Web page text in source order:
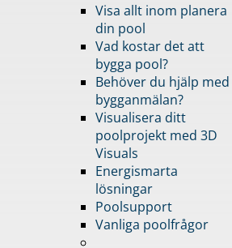
Visa allt inom planera
din pool
Vad kostar det att
bygga pool?
Behöver du hjälp med
bygganmälan?
Visualisera ditt
poolprojekt med 3D
Visuals
Energismarta
lösningar
Poolsupport
Vanliga poolfrågor